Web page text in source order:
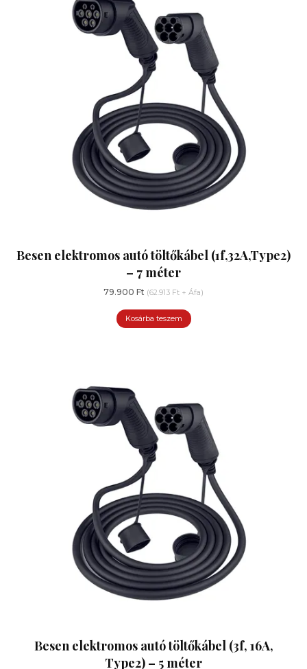
Besen elektromos autó töltőkábel (1f,32A,Type2)
– 7 méter
79.900 Ft (62.913 Ft + Áfa)
Kosárba teszem
Besen elektromos autó töltőkábel (3f, 16A,
Type2) – 5 méter